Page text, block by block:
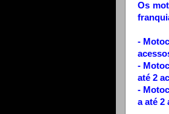
Os
-
-
até 2
-
a até 2